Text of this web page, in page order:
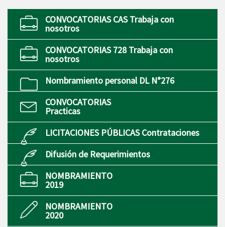
CONVOCATORIAS CAS Trabaja con
nosotros
CONVOCATORIAS 728 Trabaja con
nosotros
Nombramiento personal DL N°276
CONVOCATORIAS
Practicas
LICITACIONES PÚBLICAS Contrataciones
Difusión de Requerimientos
NOMBRAMIENTO
2019
NOMBRAMIENTO
2020